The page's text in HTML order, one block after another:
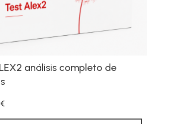
análisis completo de
€